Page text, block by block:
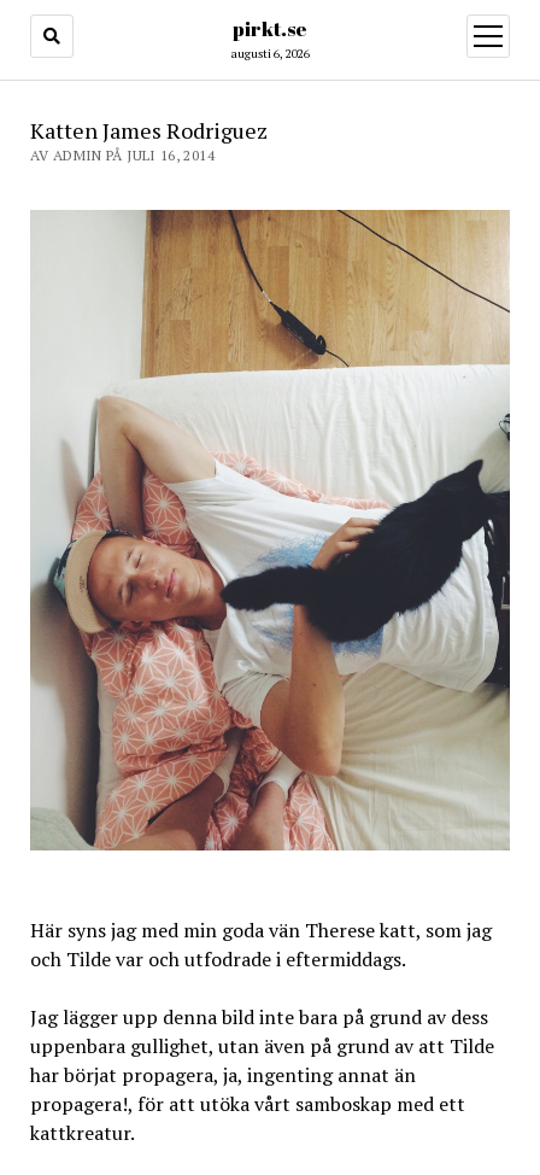
pirkt.se
augusti 6, 2026
öppna
meny
Katten James Rodriguez
AV ADMIN PÅ JULI 16, 2014
Här syns jag med min goda vän Therese katt, som jag
och Tilde var och utfodrade i eftermiddags.
Jag lägger upp denna bild inte bara på grund av dess
uppenbara gullighet, utan även på grund av att Tilde
har börjat propagera, ja, ingenting annat än
propagera!, för att utöka vårt samboskap med ett
kattkreatur.